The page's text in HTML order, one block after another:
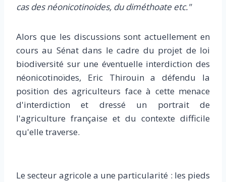
cas des néonicotinoides, du diméthoate etc."
Alors que les discussions sont actuellement en
cours au Sénat dans le cadre du projet de loi
biodiversité sur une éventuelle interdiction des
néonicotinoïdes, Eric Thirouin a défendu la
position des agriculteurs face à cette menace
d'interdiction et dressé un portrait de
l'agriculture française et du contexte difficile
qu'elle traverse.
Le secteur agricole a une particularité : les pieds